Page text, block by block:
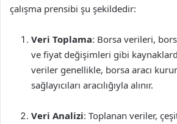
çalışma prensibi şu şekildedir:
Veri Toplama: Borsa verileri,
ve fiyat değişimleri gibi
veriler genellikle, borsa aracı
sağlayıcıları aracılığıyla alınır.
Veri Analizi: Toplanan veriler,